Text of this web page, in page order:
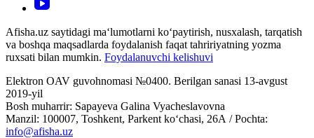
Afisha.uz saytidagi ma‘lumotlarni ko‘paytirish, nusxalash, tarqatish
va boshqa maqsadlarda foydalanish faqat tahririyatning yozma
ruxsati bilan mumkin. Foydalanuvchi kelishuvi
Elektron OAV guvohnomasi №0400. Berilgan sanasi 13-avgust
2019-yil
Bosh muharrir: Sapayeva Galina Vyacheslavovna
Manzil: 100007, Toshkent, Parkent ko‘chasi, 26А / Pochta:
info@afisha.uz